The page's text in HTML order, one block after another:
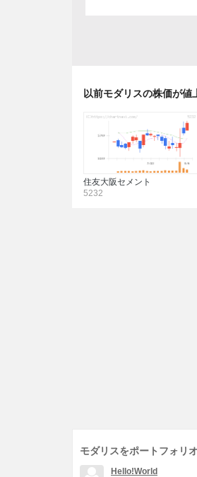
以前モダリスの株価が
住友大阪セメント
5232
モダリスをポートフォリ
Hello!World